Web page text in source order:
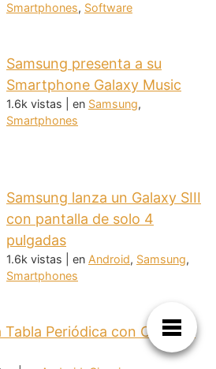
Smartphones, Software
Samsung presenta a su
Smartphone Galaxy Music
1.6k vistas en Samsung,
Smartphones
Samsung lanza un Galaxy SIII
con pantalla de solo 4
pulgadas
1.6k vistas en Android, Samsung,
Smartphones
Tabla Periódica con Códigos